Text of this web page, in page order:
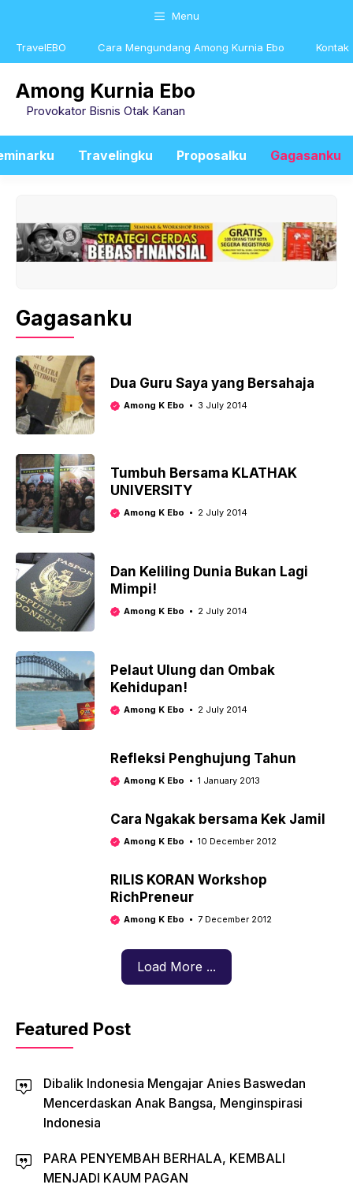
content
Menu
TravelEBO Cara Mengundang Among Kurnia Ebo Kontak
Among Kurnia Ebo
Provokator Bisnis Otak Kanan
Travelingku Proposalku Gagasanku
Gagasanku
Dua Guru Saya yang Bersahaja
Among K Ebo 3 July 2014
Tumbuh Bersama KLATHAK
UNIVERSITY
Among K Ebo 2 July 2014
Dan Keliling Dunia Bukan Lagi
Mimpi!
Among K Ebo 2 July 2014
Pelaut Ulung dan Ombak
Kehidupan!
Among K Ebo 2 July 2014
Refleksi Penghujung Tahun
Among K Ebo 1 January 2013
Cara Ngakak bersama Kek Jamil
Among K Ebo 10 December 2012
RILIS KORAN Workshop
RichPreneur
Among K Ebo 7 December 2012
Load More ...
Featured Post
Dibalik Indonesia Mengajar Anies Baswedan
Mencerdaskan Anak Bangsa, Menginspirasi
Indonesia
PARA PENYEMBAH BERHALA, KEMBALI
MENJADI KAUM PAGAN